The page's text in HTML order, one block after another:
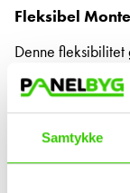
Samtykke
Fleksibel
Denne fleksibilitet
mønster på
modeller,
for et unikt design.